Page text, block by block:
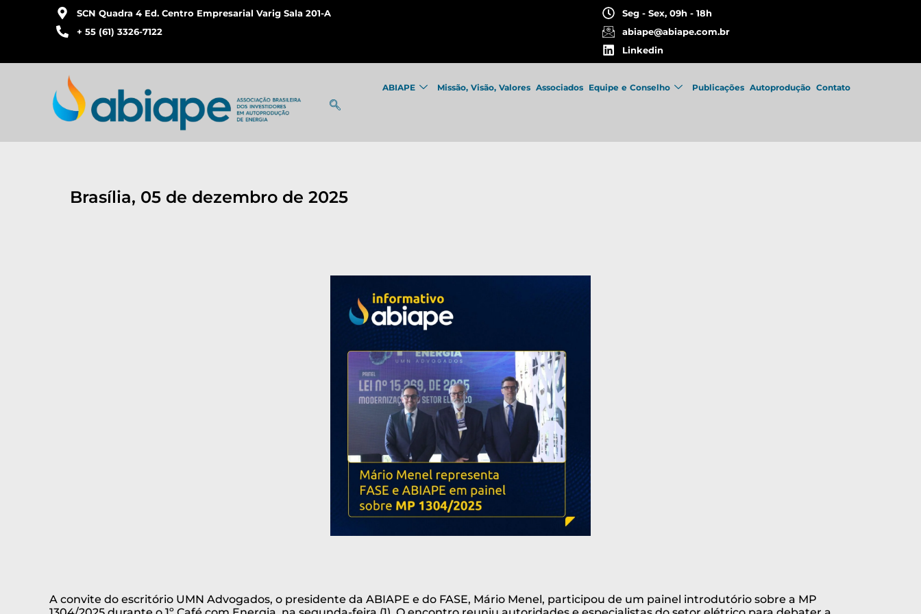
SCN Quadra 4 Ed. Centro Empresarial Varig Sala 201-A
+ 55 (61) 3326-7122
Seg - Sex, 09h - 18h
abiape@abiape.com.br
Linkedin
ABIAPE Missão, Visão, Valores Associados Equipe e Conselho Publicações Autoprodução Contato
Brasília, 05 de dezembro de 2025
A convite do escritório UMN Advogados, o presidente da ABIAPE e do FASE, Mário Menel, participou de um painel introdutório sobre a MP